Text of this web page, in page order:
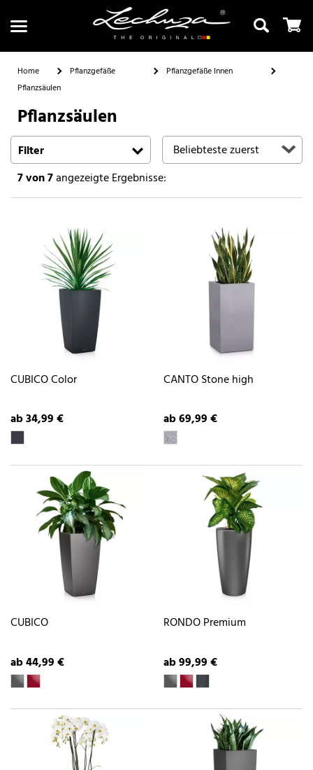
Home Pflanzgefäße
Pflanzgefäße Innen
Pflanzsäulen
Pflanzsäulen
Filter
7von 7angezeigte Ergebnisse:
CUBICO Color
ab 34,99 €
CANTO Stone high
ab 69,99 €
CUBICO
ab 44,99 €
RONDO Premium
ab 99,99 €